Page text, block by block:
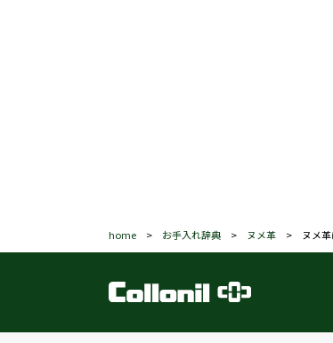
home > お手入れ辞典 > ヌメ革 > ヌメ